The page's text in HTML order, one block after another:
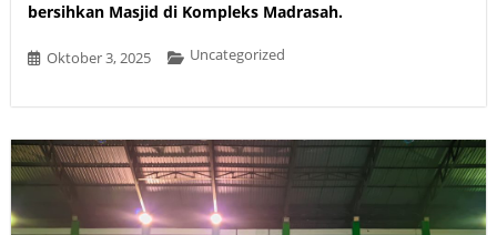
bersihkan Masjid di Kompleks Madrasah.
Oktober 3, 2025 Uncategorized